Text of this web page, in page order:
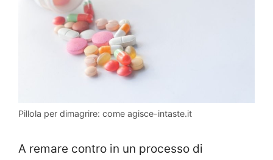
Pillola per dimagrire: come agisce-intaste.it
A remare contro in un processo di